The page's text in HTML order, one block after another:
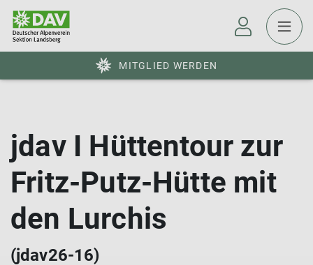
MITGLIED WERDEN
jdav I Hüttentour zur
Fritz-Putz-Hütte mit
den Lurchis
(jdav26-16)